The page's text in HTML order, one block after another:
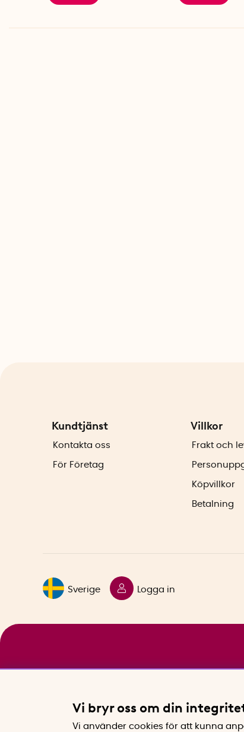
Kundtjänst
Kontakta oss
För Företag
Villkor
Frakt och
Köpvillkor
Betalning
Sverige Logga in
Vi bryr oss om din
Vi använder cookies för att kunna